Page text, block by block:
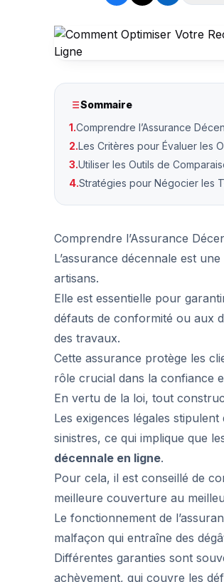
Sommaire
1.Comprendre l’Assurance
2.Les Critères pour Évaluer les
3.Utiliser les Outils de
4.Stratégies pour Négocier les
Comprendre l’Assurance
L’assurance décennale est
artisans.
Elle est essentielle pour
défauts de conformité ou aux
des travaux.
Cette assurance protège les
rôle crucial dans la confiance
En vertu de la loi, tout
Les exigences légales
sinistres, ce qui implique que
décennale en ligne.
Pour cela, il est conseillé de
meilleure couverture au
Le fonctionnement de
malfaçon qui entraîne des
Différentes garanties sont
achèvement, qui couvre les